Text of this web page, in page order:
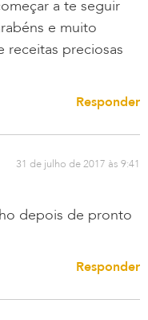
a te seguir
e muito
receitas preciosas
Responder
31 de julho de 2017 às 9:41
depois de pronto
Responder